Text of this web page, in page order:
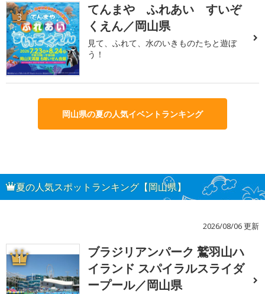
3
てんまや ふれあい すいぞ
くえん／岡山県
見て、ふれて、水のいきものたちと遊ぼ
う！
岡山県の夏の人気イベントランキング
夏の人気スポットランキング【岡山県】
2026/08/06 更新
1
ブラジリアンパーク 鷲羽山ハ
イランド スパイラルスライダ
ープール／岡山県